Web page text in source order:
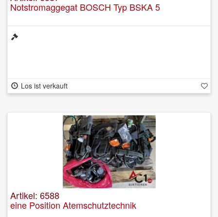
Notstromaggegat BOSCH Typ BSKA 5
Los ist verkauft
Artikel: 6588
eine Position Atemschutztechnik